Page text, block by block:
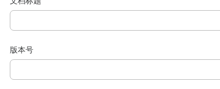
版本号